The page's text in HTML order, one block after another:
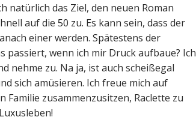
natürlich das Ziel, den neuen Roman
auf die 50 zu. Es kann sein, dass der
einer werden. Spätestens der
passiert, wenn ich mir Druck aufbaue? Ich
nehme zu. Na ja, ist auch scheißegal
sich amüsieren. Ich freue mich auf
zusammenzusitzen, Raclette zu